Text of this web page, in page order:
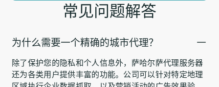
常见问题解答
为什么需要一个精确的城市代理？
除了保护您的隐私和个人信息外，萨哈尔萨代理服务器
还为各类用户提供丰富的功能。公司可以针对特定地理